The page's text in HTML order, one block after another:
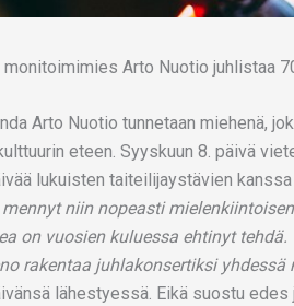
Arto Nuotio tunnetaan miehenä,
eteen. Syyskuun 8. päivä
lukuisten taiteilijaystävien
niin nopeasti
on vuosien kuluessa ehtinyt
rakentaa juhlakonsertiksi
lähestyessä. Eikä suostu edes